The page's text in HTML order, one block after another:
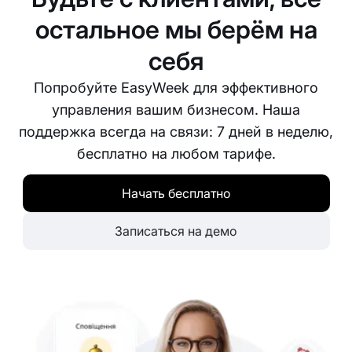
остальное мы берём на
себя
Попробуйте EasyWeek для эффективного
управления вашим бизнесом. Наша
поддержка всегда на связи: 7 дней в неделю,
бесплатно на любом тарифе.
Начать бесплатно
Записаться на демо